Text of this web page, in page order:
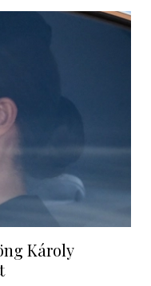
Károly